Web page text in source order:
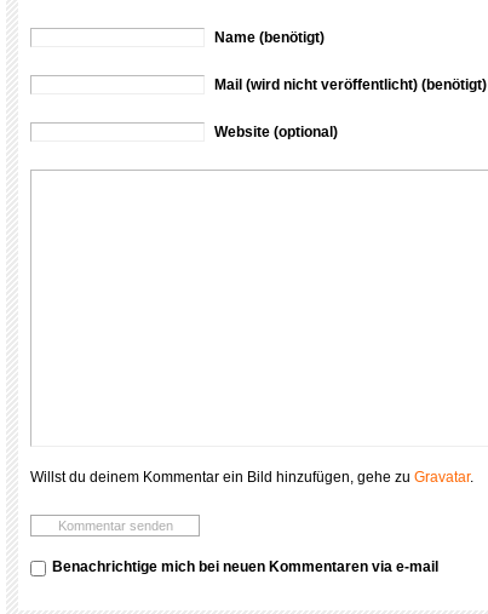
Name (benötigt)
Mail (wird nicht veröffentlicht) (benötigt)
Website (optional)
Willst du deinem Kommentar ein Bild hinzufügen, gehe zu Gravatar.
Benachrichtige mich bei neuen Kommentaren via e-mail